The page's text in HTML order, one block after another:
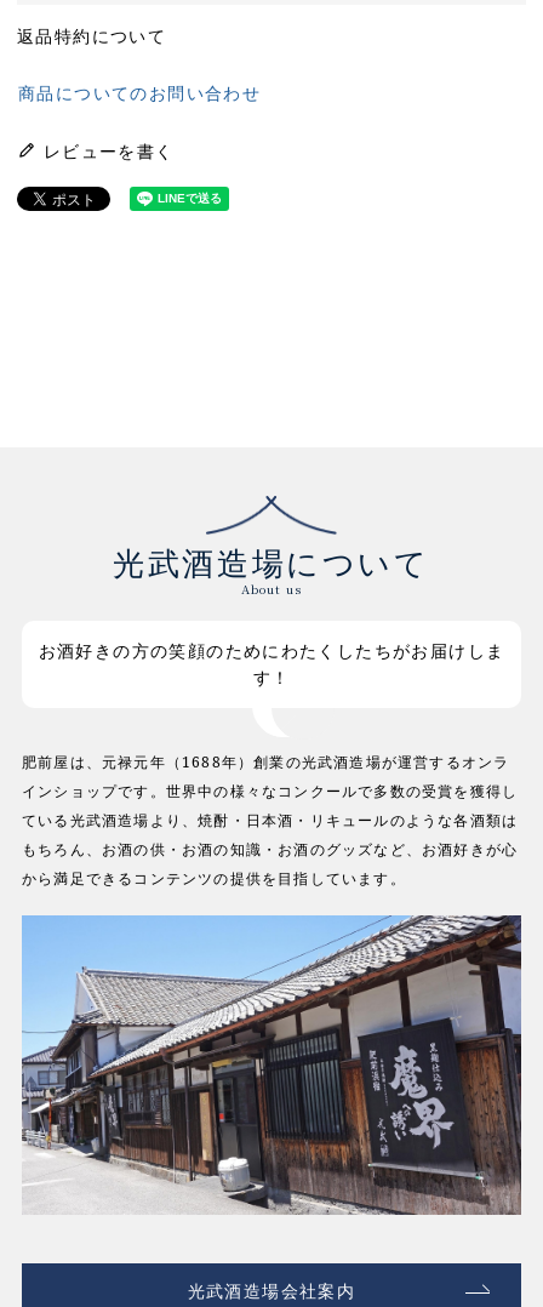
返品特約について
商品についてのお問い合わせ
レビューを書く
光武酒造場について
About us
お酒好きの方の笑顔のためにわたくしたちがお届けしま
す！
肥前屋は、元禄元年（1688年）創業の光武酒造場が運営するオンラ
インショップです。世界中の様々なコンクールで多数の受賞を獲得し
ている光武酒造場より、焼酎・日本酒・リキュールのような各酒類は
もちろん、お酒の供・お酒の知識・お酒のグッズなど、お酒好きが心
から満足できるコンテンツの提供を目指しています。
光武酒造場会社案内